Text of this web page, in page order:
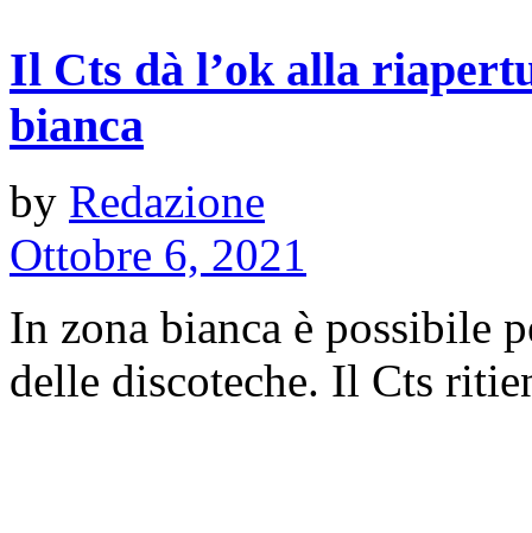
Il Cts dà l’ok alla
bianca
by Redazione
Ottobre 6, 2021
In zona bianca è possibile
delle discoteche. Il Cts